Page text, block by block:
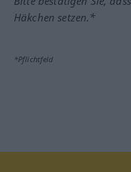
Häkchen setzen.*
*Pflichtfeld